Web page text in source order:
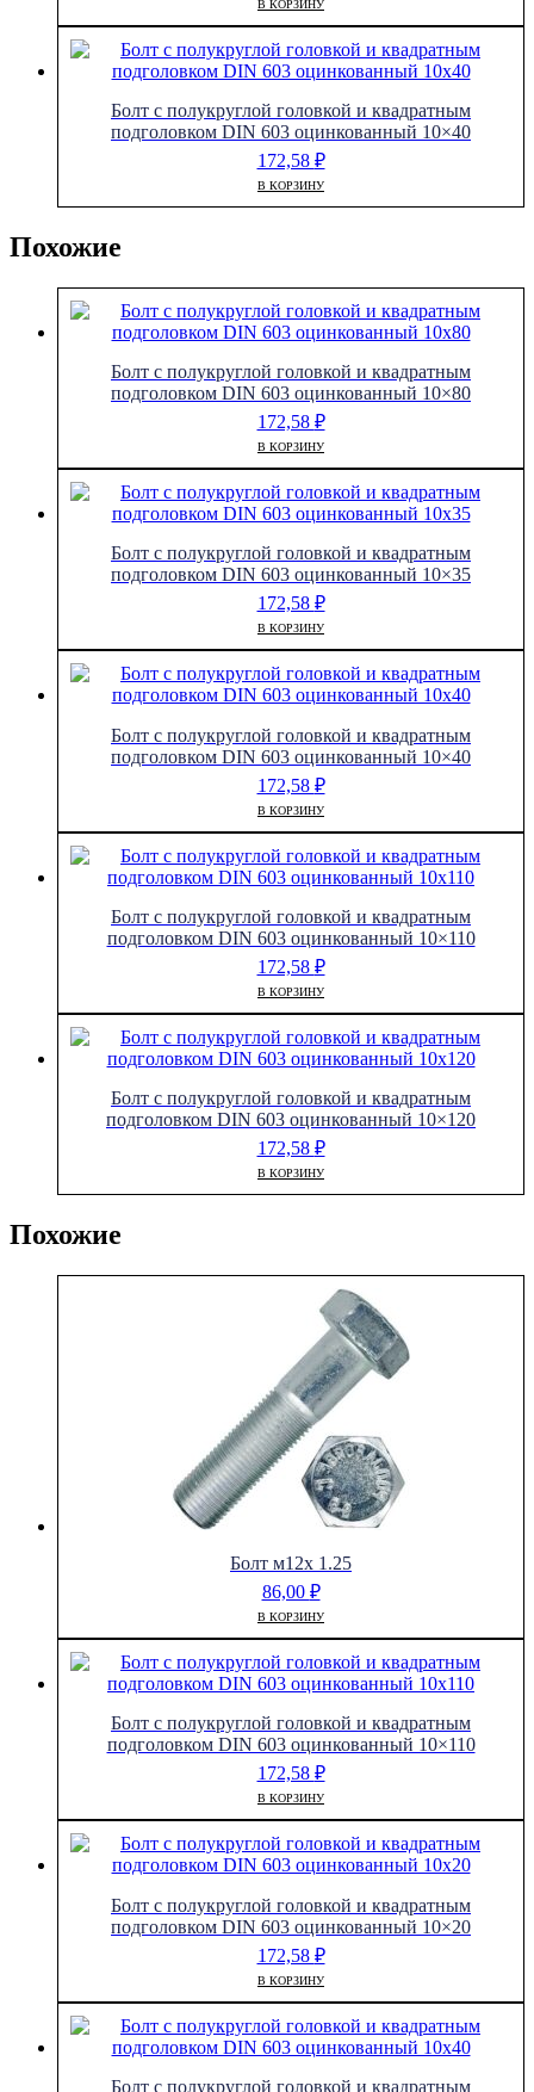
В КОРЗИНУ
Болт с полукруглой головкой и квадратным
подголовком DIN 603 оцинкованный 10×40
172,58 ₽
В КОРЗИНУ
Похожие
Болт с полукруглой головкой и квадратным
подголовком DIN 603 оцинкованный 10×80
172,58 ₽
В КОРЗИНУ
Болт с полукруглой головкой и квадратным
подголовком DIN 603 оцинкованный 10×35
172,58 ₽
В КОРЗИНУ
Болт с полукруглой головкой и квадратным
подголовком DIN 603 оцинкованный 10×40
172,58 ₽
В КОРЗИНУ
Болт с полукруглой головкой и квадратным
подголовком DIN 603 оцинкованный 10×110
172,58 ₽
В КОРЗИНУ
Болт с полукруглой головкой и квадратным
подголовком DIN 603 оцинкованный 10×120
172,58 ₽
В КОРЗИНУ
Похожие
Болт м12х 1.25
86,00 ₽
В КОРЗИНУ
Болт с полукруглой головкой и квадратным
подголовком DIN 603 оцинкованный 10×110
172,58 ₽
В КОРЗИНУ
Болт с полукруглой головкой и квадратным
подголовком DIN 603 оцинкованный 10×20
172,58 ₽
В КОРЗИНУ
Болт с полукруглой головкой и квадратным